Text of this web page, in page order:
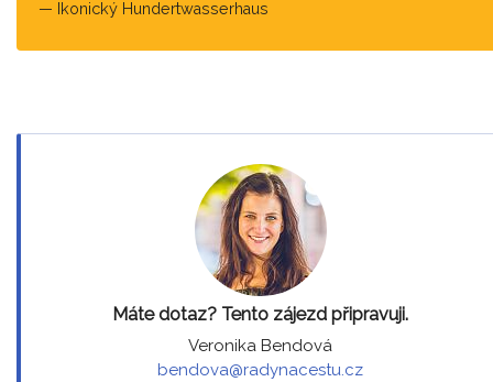
Ikonický Hundertwasserhaus
Máte dotaz? Tento zájezd připravuji.
Veronika Bendová
bendova@radynacestu.cz